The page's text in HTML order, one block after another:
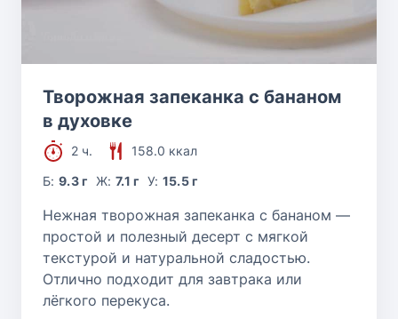
Творожная запеканка с бананом
в духовке
2 ч.
158.0 ккал
Б:9.3 г Ж: 7.1 г У: 15.5 г
Нежная творожная запеканка с бананом —
простой и полезный десерт с мягкой
текстурой и натуральной сладостью.
Отлично подходит для завтрака или
лёгкого перекуса.